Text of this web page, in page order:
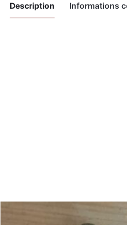
Description Informations